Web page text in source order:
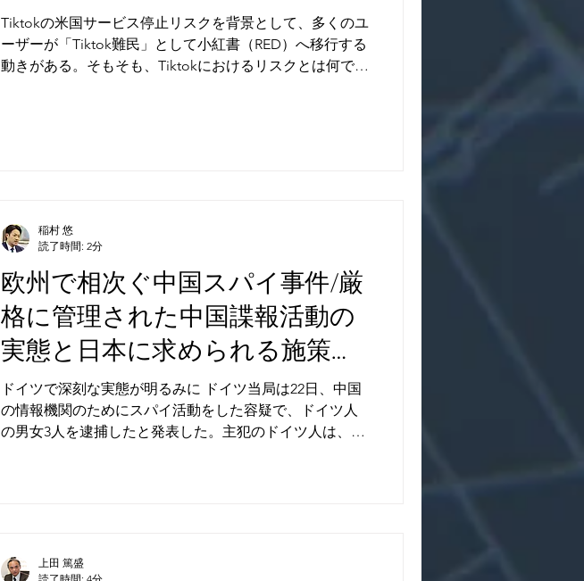
Tiktokの米国サービス停止リスクを背景として、多くのユ
ーザーが「Tiktok難民」として小紅書（RED）へ移行する
動きがある。そもそも、Tiktokにおけるリスクとは何であ
欧州で相次ぐ中国スパイ事件/厳
格に管理された中国諜報活動の
実態と日本に求められる施策と
は（過去寄稿記事から抜粋）
ドイツで深刻な実態が明るみに ドイツ当局は22日、中国
の情報機関のためにスパイ活動をした容疑で、ドイツ人
の男女3人を逮捕したと発表した。主犯のドイツ人は、中
稲村 悠
読了時間: 2分
上田 篤盛
読了時間: 4分